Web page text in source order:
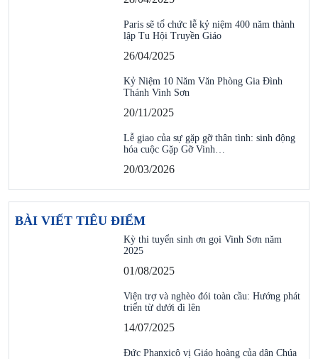
Paris sẽ tổ chức lễ kỷ niệm 400 năm thành
lập Tu Hội Truyền Giáo
26/04/2025
Kỷ Niệm 10 Năm Văn Phòng Gia Đình
Thánh Vinh Sơn
20/11/2025
Lễ giao của sự gặp gỡ thân tình: sinh động
hóa cuộc Gặp Gỡ Vinh…
20/03/2026
BÀI VIẾT TIÊU ĐIỂM
Kỳ thi tuyển sinh ơn gọi Vinh Sơn năm
2025
01/08/2025
Viện trợ và nghèo đói toàn cầu: Hướng phát
triển từ dưới đi lên
14/07/2025
Đức Phanxicô vị Giáo hoàng của dân Chúa